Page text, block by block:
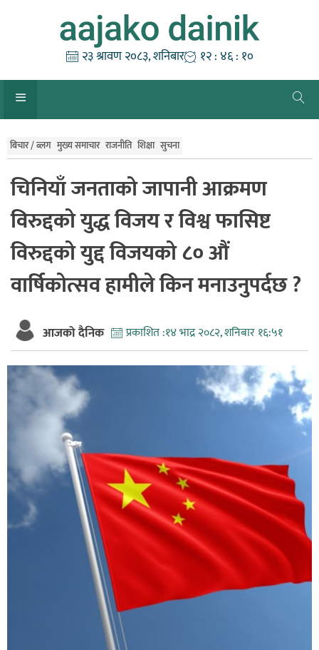
२३ श्रावण २०८३, शनिबार १२ : ४६ : ११
बिचार / ब्लग मुख्य समाचार राजनीति शिक्षा सुचना
चिनियाँ जनताको जापानी आक्रमण
विरुद्दको युद्ध विजय र विश्व फासिष्ट
विरुद्दको युद्द विजयको ८० औं
वार्षिकोत्सव हामीले किन मनाउनुपर्दछ ?
आजको दैनिक प्रकाशित :१४ भाद्र २०८२, शनिबार १६:५१